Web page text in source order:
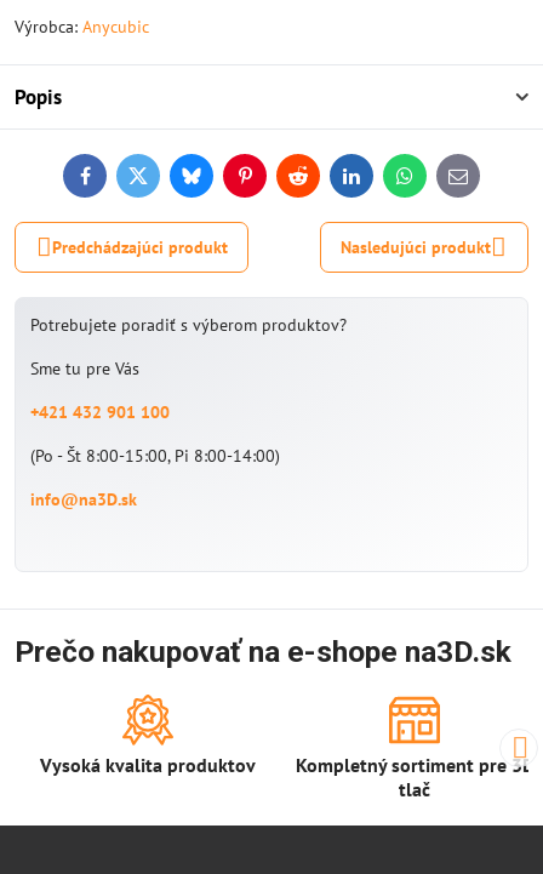
Výrobca: Anycubic
Popis
FacebookTwitterBlueskyPinterestReddit LinkedInWhatsApp
E-
mail
Predchádzajúci produkt Nasledujúci produkt
Potrebujete poradiť s výberom produktov?
Sme tu pre Vás
+421 432 901 100
(Po - Št 8:00-15:00, Pi 8:00-14:00)
info@na3D.sk
Prečo nakupovať na e-shope na3D.sk
Vysoká kvalita produktov
Kompletný sortiment pre 3D
tlač